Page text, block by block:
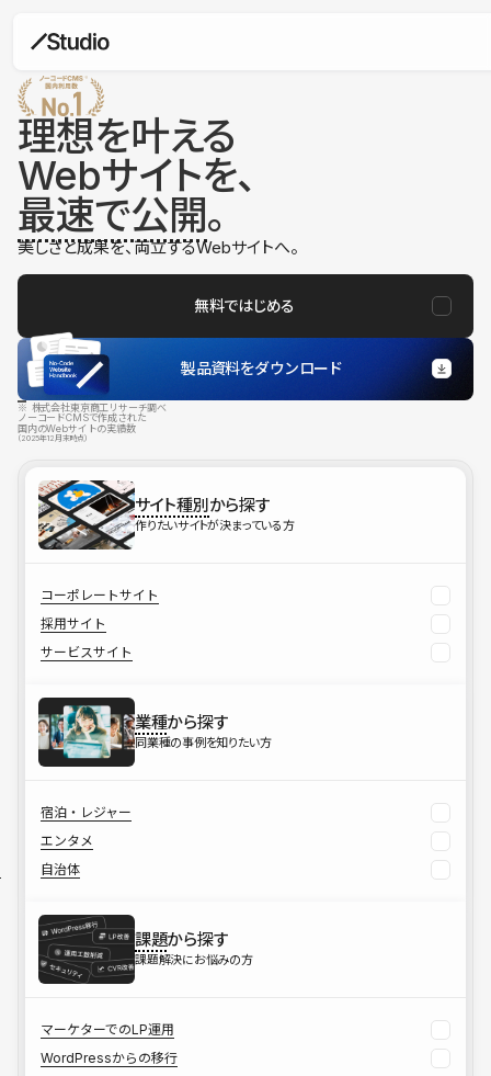
理想を叶える
Webサイトを、
最速で公開。
美しさと成果を、両立するWebサイトへ。
無料ではじめる
製品資料をダウンロード
※ 株式会社東京商工リサーチ調べ
ノーコードCMSで作成された
国内のWebサイトの実績数
（2025年12月末時点）
サイト種別から探す
作りたいサイトが決まっている方
コーポレートサイト
採用サイト
サービスサイト
業種から探す
同業種の事例を知りたい方
宿泊・レジャー
エンタメ
自治体
課題から探す
課題解決にお悩みの方
マーケターでのLP運用
WordPressからの移行